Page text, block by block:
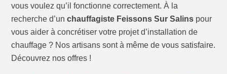
vous voulez qu’il fonctionne correctement. À la
recherche d’unchauffagiste Feissons Sur Salins pour
vous aider à concrétiser votre projet d’installation de
chauffage ? Nos artisans sont à même de vous satisfaire.
Découvrez nos offres !